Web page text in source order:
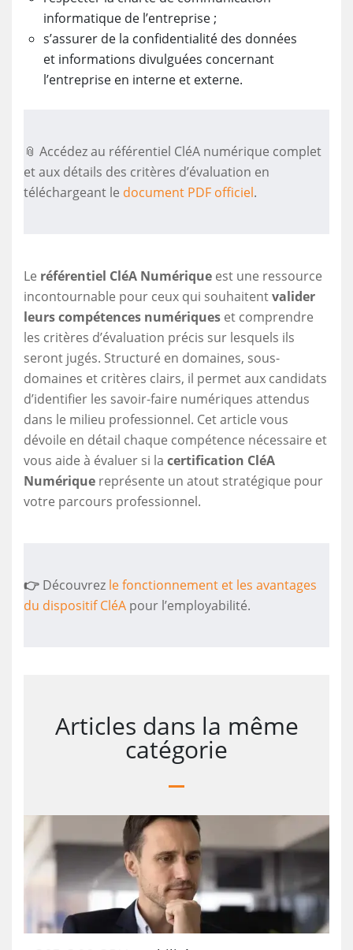
informatique de l’entreprise ;
s’assurer de la confidentialité des données
et informations divulguées concernant
l’entreprise en interne et externe.
📎 Accédez au référentiel CléA numérique complet
et aux détails des critères d’évaluation en
téléchargeant le document PDF officiel.
Le référentiel CléA Numérique est une ressource
incontournable pour ceux qui souhaitentvalider
leurs compétences numériques et comprendre
les critères d’évaluation précis sur lesquels ils
seront jugés. Structuré en domaines, sous-
domaines et critères clairs, il permet aux candidats
d’identifier les savoir-faire numériques attendus
dans le milieu professionnel. Cet article vous
dévoile en détail chaque compétence nécessaire et
vous aide à évaluer si la certification CléA
Numérique représente un atout stratégique pour
votre parcours professionnel.
👉 Découvrez le fonctionnement et les avantages
du dispositif CléA pour l’employabilité.
Articles dans la même
catégorie